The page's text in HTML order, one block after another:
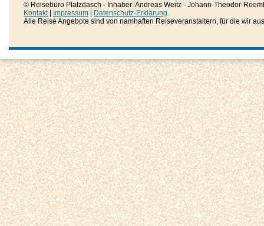
© Reisebüro Platzdasch - Inhaber: Andreas Weitz - Johann-Theodor-
Kontakt| Impressum
Datenschutz-Erklärung
Alle Reise Angebote sind von namhaften Reiseveranstaltern, für die wir